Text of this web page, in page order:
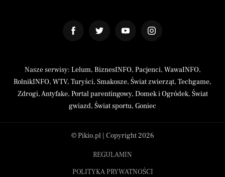
Nasze serwisy: Lelum, BiznesINFO, Pacjenci, WawaINFO,
RolnikINFO, WTV, Turyści, Smakosze, Świat zwierząt, Techgame,
Zdrogi,Antyfake, Portal parentingowy, Domek i Ogródek, Świat
gwiazd, Świat sportu, Goniec
© Pikio.pl | Copyright 2026
REGULAMIN
POLITYKA PRYWATNOŚCI